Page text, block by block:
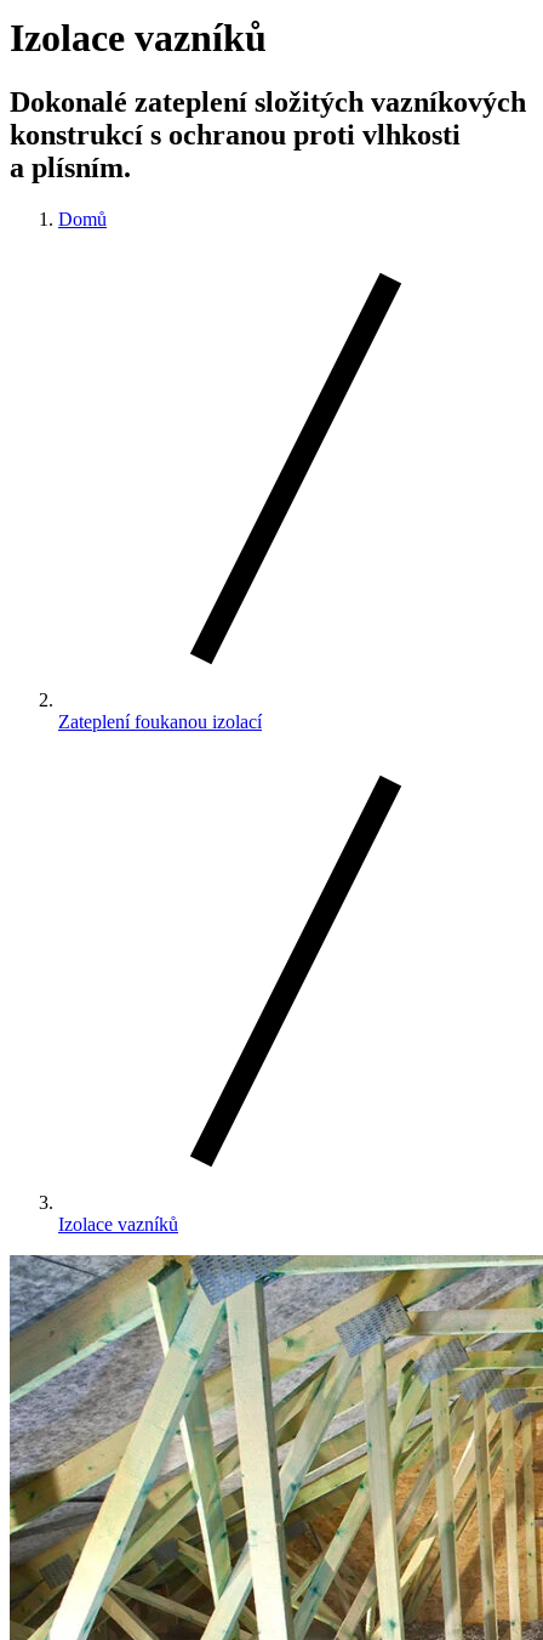
Izolace vazníků
Dokonalé zateplení složitých vazníkových
konstrukcí s ochranou proti vlhkosti
a plísním.
Domů
Zateplení foukanou izolací
Izolace vazníků